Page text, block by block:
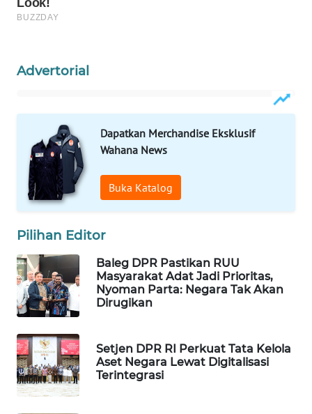
Advertorial
Dapatkan Merchandise Eksklusif
Wahana News
Buka Katalog
Pilihan Editor
Baleg DPR Pastikan RUU
Masyarakat Adat Jadi Prioritas,
Nyoman Parta: Negara Tak Akan
Dirugikan
Setjen DPR RI Perkuat Tata Kelola
Aset Negara Lewat Digitalisasi
Terintegrasi
WAHANA
WAHANA
TRAVEL
WAHANA
TV
WAHANANEWS
WAHANANEWS
CO ID
WAHANANEWS
NET
WAHANA